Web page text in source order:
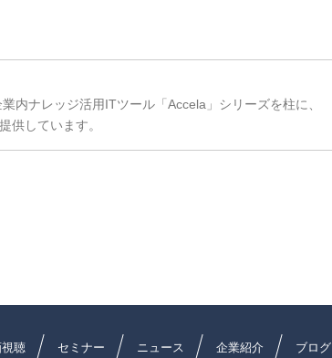
内ナレッジ活用ITツール「Accela」シリーズを柱に、
供しています。
聴 セミナー ニュース 企業紹介 ブログ